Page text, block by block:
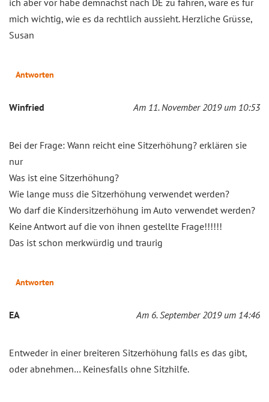
mich wichtig, wie es da rechtlich aussieht. Herzliche Grüsse,
Susan
Antworten
Winfried Am 11. November 2019 um 10:53
Bei der Frage: Wann reicht eine Sitzerhöhung? erklären sie
nur
Was ist eine Sitzerhöhung?
Wie lange muss die Sitzerhöhung verwendet werden?
Wo darf die Kindersitzerhöhung im Auto verwendet werden?
Keine Antwort auf die von ihnen gestellte Frage!!!!!!
Das ist schon merkwürdig und traurig
Antworten
EA Am 6. September 2019 um 14:46
Entweder in einer breiteren Sitzerhöhung falls es das gibt,
oder abnehmen… Keinesfalls ohne Sitzhilfe.